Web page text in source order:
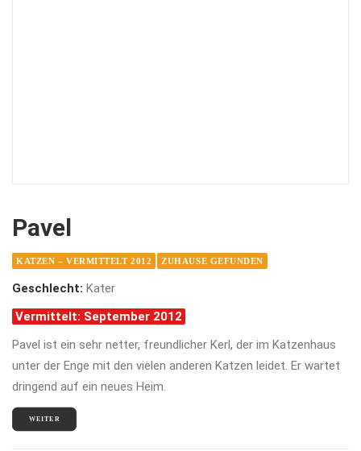
Pavel
KATZEN – VERMITTELT 2012 ZUHAUSE GEFUNDEN
Geschlecht: Kater
Vermittelt: September 2012
Pavel ist ein sehr netter, freundlicher Kerl, der im Katzenhaus
unter der Enge mit den vielen anderen Katzen leidet. Er wartet
dringend auf ein neues Heim.
WEITER